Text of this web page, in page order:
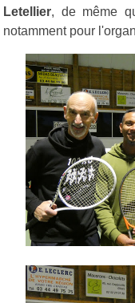
Letellier, de même
notamment pour